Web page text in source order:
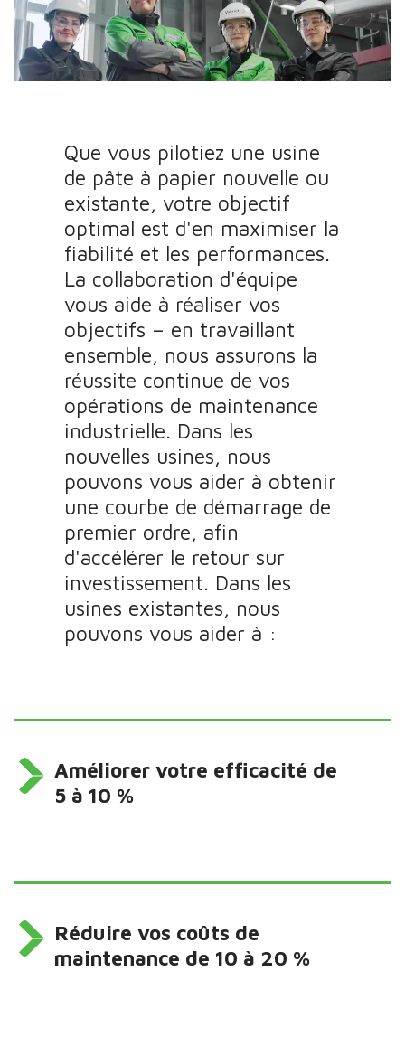
Que vous pilotiez une usine
de pâte à papier nouvelle ou
existante, votre objectif
optimal est d'en maximiser la
fiabilité et les performances.
La collaboration d'équipe
vous aide à réaliser vos
objectifs – en travaillant
ensemble, nous assurons la
réussite continue de vos
opérations de maintenance
industrielle. Dans les
nouvelles usines, nous
pouvons vous aider à obtenir
une courbe de démarrage de
premier ordre, afin
d'accélérer le retour sur
investissement. Dans les
usines existantes, nous
pouvons vous aider à :
Améliorer votre efficacité de
5 à 10 %
Réduire vos coûts de
maintenance de 10 à 20 %